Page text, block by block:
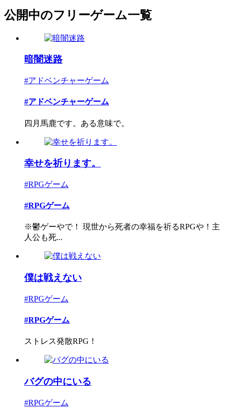
公開中のフリーゲーム一覧
暗闇迷路
#アドベンチャーゲーム
#アドベンチャーゲーム
四月馬鹿です。ある意味で。
幸せを祈ります。
#RPGゲーム
#RPGゲーム
※鬱ゲーやで！ 現世から死者の幸福を祈るRPGや！主
人公も死...
僕は戦えない
#RPGゲーム
#RPGゲーム
ストレス発散RPG！
バグの中にいる
#RPGゲーム